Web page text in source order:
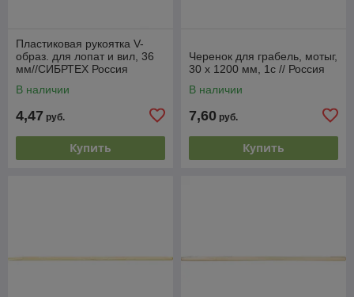
Пластиковая рукоятка V-
образ. для лопат и вил, 36
мм//СИБРТЕХ Россия
В наличии
4,47 руб.
Купить
Черенок для грабель, мотыг,
30 х 1200 мм, 1с // Россия
В наличии
7,60 руб.
Купить